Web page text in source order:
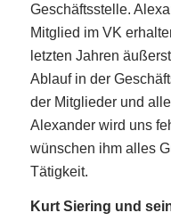
Geschäftsstelle.
Mitglied im VK
letzten Jahren
Ablauf in der
der Mitglieder und
Alexander wird uns
wünschen ihm alles
Tätigkeit.
Kurt Siering und